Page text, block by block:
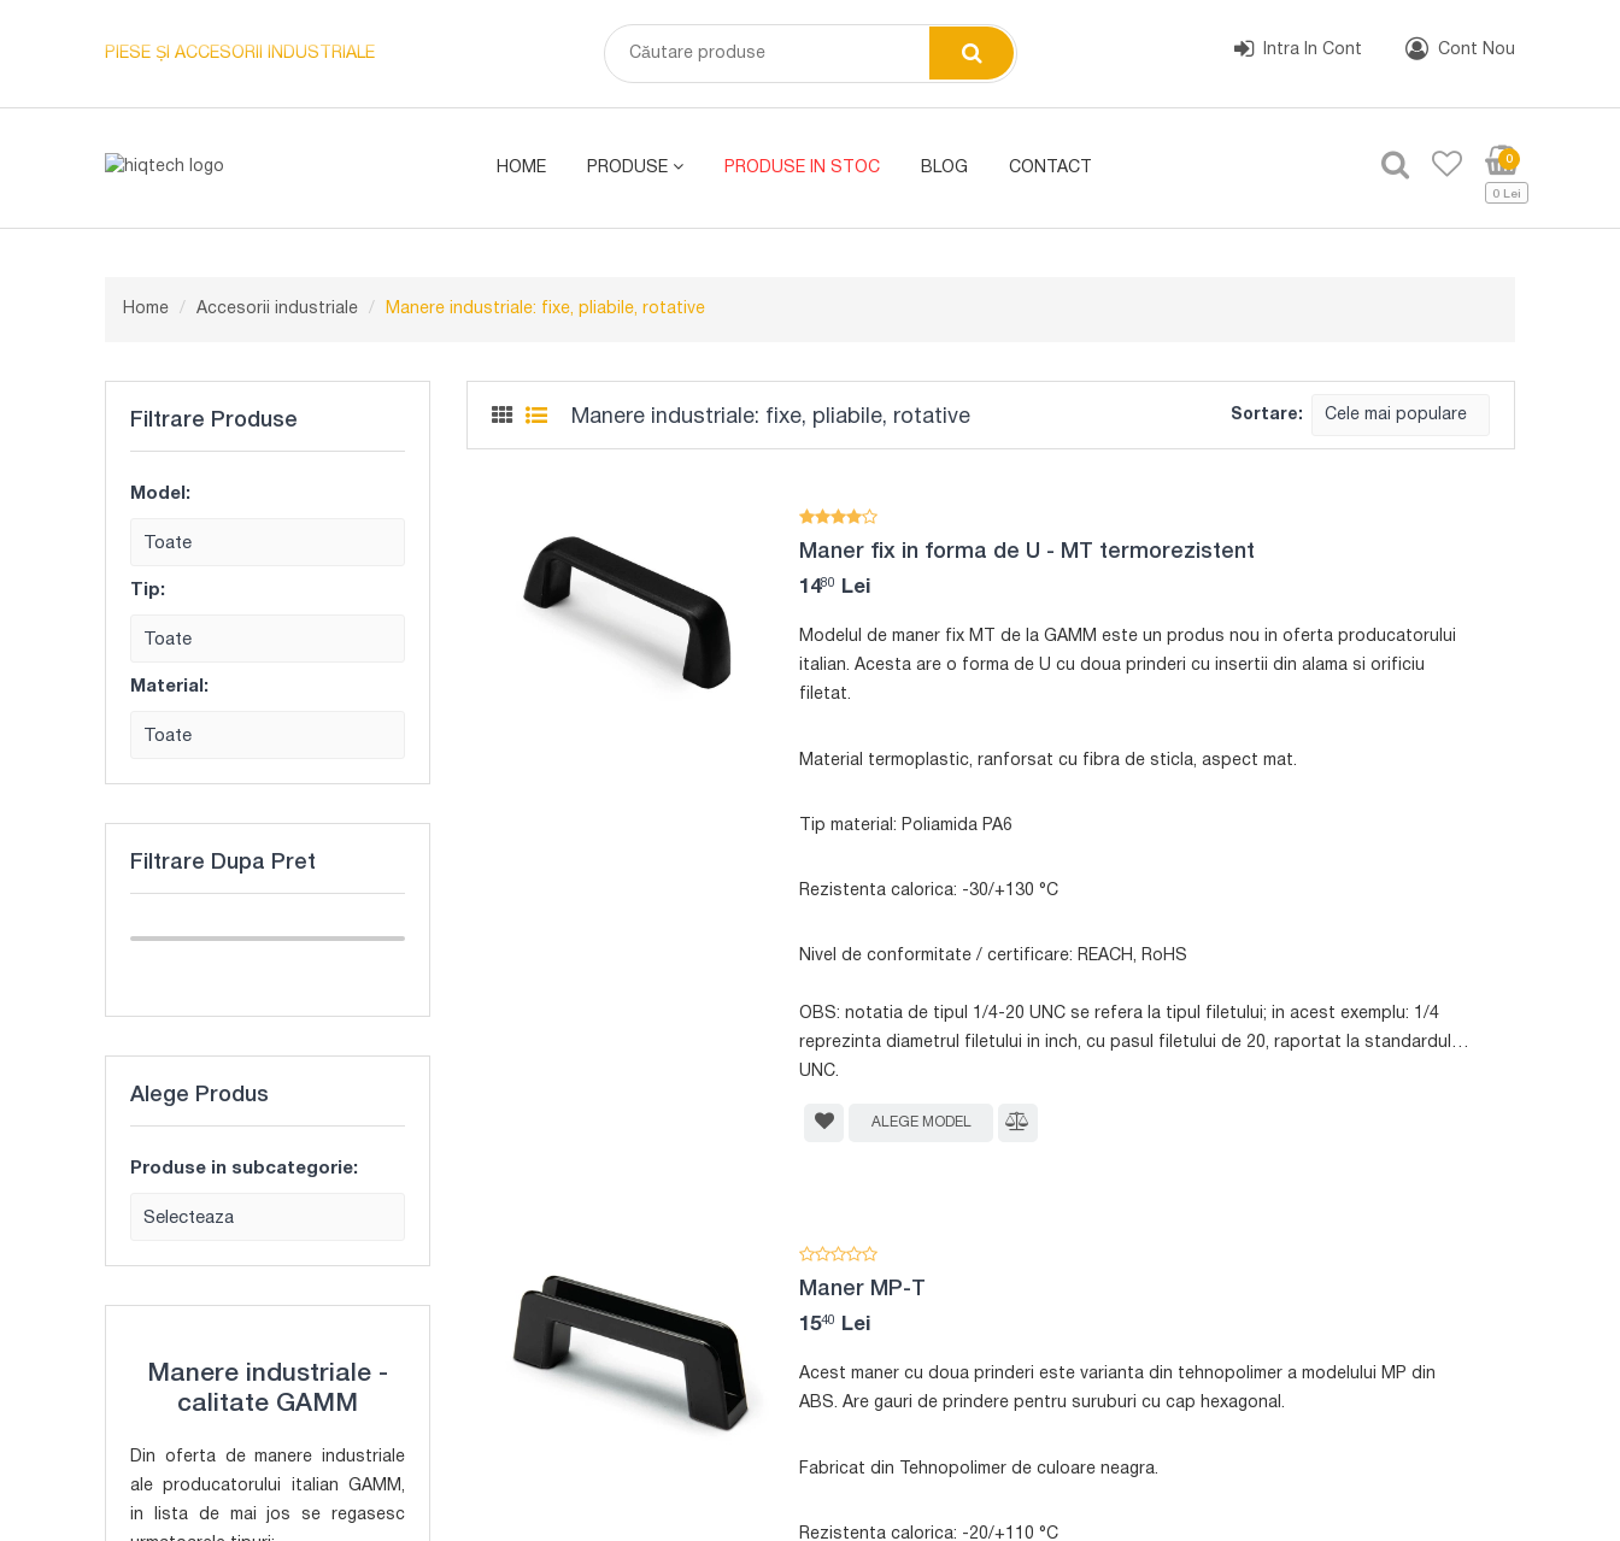
PIESE ȘI ACCESORII INDUSTRIALE Intra In Cont Cont Nou
HOME PRODUSE PRODUSE IN STOC BLOG CONTACT
0
0 Lei
Home Accesorii industriale Manere industriale: fixe, pliabile, rotative
Filtrare Produse
Model:
Toate
Tip:
Toate
Material:
Toate
Filtrare Dupa Pret
Alege Produs
Produse in subcategorie:
Selecteaza
Manere industriale -
calitate GAMM
Din oferta de manere industriale
ale producatorului italian GAMM,
in lista de mai jos se regasesc
Manere industriale: fixe, pliabile, rotative Cele mai populare
Sortare:
Maner fix in forma de U - MT termorezistent
1480 Lei
Modelul de maner fix MT de la GAMM este un produs nou in oferta producatorului
italian. Acesta are o forma de U cu doua prinderi cu insertii din alama si orificiu
filetat.
Material termoplastic, ranforsat cu fibra de sticla, aspect mat.
Tip material: Poliamida PA6
Rezistenta calorica: -30/+130 °C
Nivel de conformitate / certificare: REACH, RoHS
OBS: notatia de tipul 1/4-20 UNC se refera la tipul filetului; in acest exemplu: 1/4
reprezinta diametrul filetului in inch, cu pasul filetului de 20, raportat la standardul
UNC.
ALEGE MODEL
Maner MP-T
1540 Lei
Acest maner cu doua prinderi este varianta din tehnopolimer a modelului MP din
ABS. Are gauri de prindere pentru suruburi cu cap hexagonal.
Fabricat din Tehnopolimer de culoare neagra.
Rezistenta calorica: -20/+110 °C